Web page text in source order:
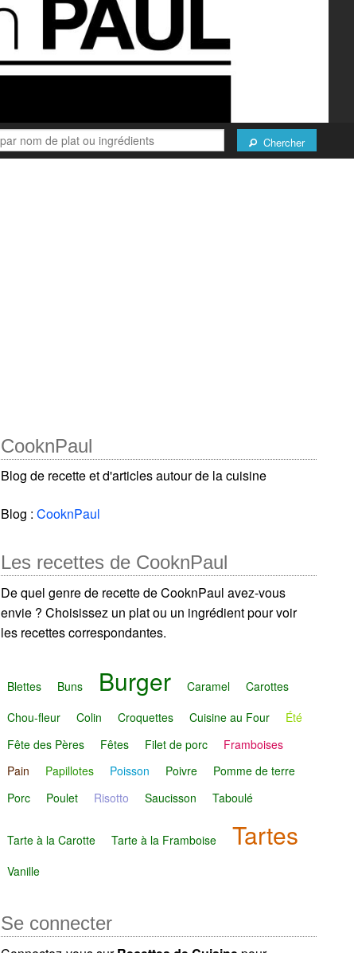
Chercher
CooknPaul
Blog de recette et d'articles autour de la cuisine
Blog :CooknPaul
Les recettes de CooknPaul
De quel genre de recette de CooknPaul avez-vous
envie ? Choisissez un plat ou un ingrédient pour voir
les recettes correspondantes.
Blettes Buns Burger Caramel
Carottes
Chou-fleur
Colin Croquettes Cuisine au Four
Été
Fête des Pères
Fêtes Filet de porc
Framboises
Pain
Papillotes Poisson Poivre
Pomme de terre
Porc
Poulet Risotto Saucisson Taboulé
Tarte à la Carotte Tarte à la Framboise Tartes
Vanille
Se connecter